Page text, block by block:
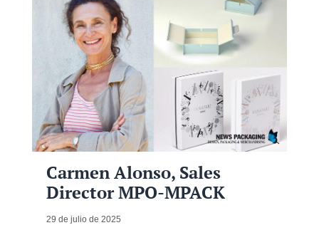
Carmen Alonso, Sales
Director MPO-MPACK
29 de julio de 2025